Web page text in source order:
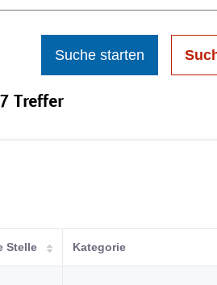
Suche starten
Treffer
Stelle Kategorie